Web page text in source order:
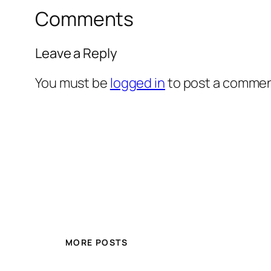
Comments
Leave a Reply
You must be logged into post a
MORE POSTS